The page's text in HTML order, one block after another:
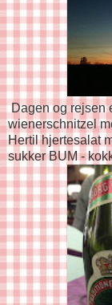
Dagen og rejsen
wienerschnitzel
Hertil hjertesalat
sukker BUM -